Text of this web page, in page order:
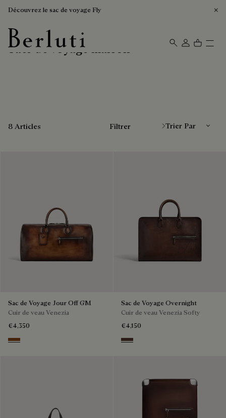
Découvrez le sac de voyage Fly
Page d'Accueil Berluti
Sacs de voyage marron
8 Articles Filtrer
Sac de Voyage Jour Off GM
Cuir de veau Venezia
€4,350
Cacao Intenso
Sac de Voyage Overnight
Cuir de veau Venezia Softy
€4,150
Soft Brown